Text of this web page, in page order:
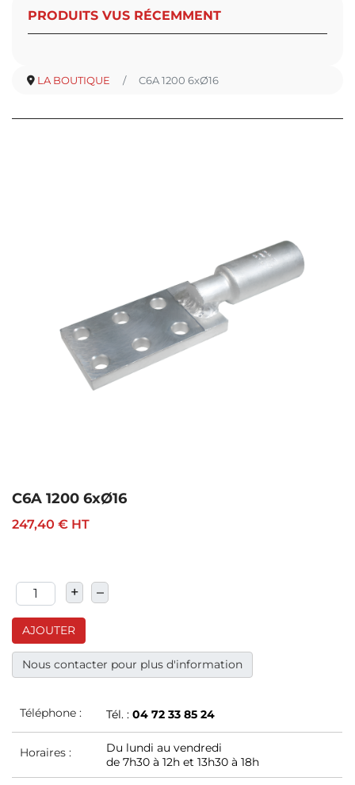
PRODUITS VUS RÉCEMMENT
LA BOUTIQUE C6A 1200 6xØ16
C6A 1200 6xØ16
247,40 € HT
+ –
AJOUTER
Nous contacter pour plus d'information
Téléphone : Tél. : 04 72 33 85 24
Horaires :
Du lundi au vendredi
de 7h30 à 12h et 13h30 à 18h